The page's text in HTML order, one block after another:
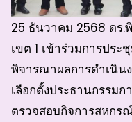
25 ธันวาคม 2568 ดร.
เขต 1 เข้าร่วมการปร
พิจารณาผลการดำเนิน
เลือกตั้งประธานกรรม
ตรวจสอบกิจการสหกร